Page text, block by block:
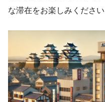
な滞在をお楽しみください